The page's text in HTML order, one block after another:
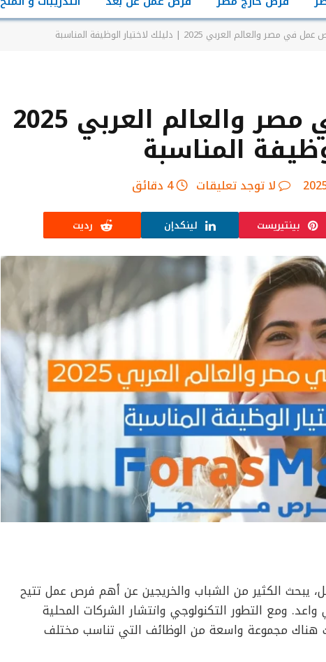
والعالم العربي 2025 | دليلك لاختيار الوظيفة المناسبة
أهم فرص عمل في مصر والعالم العربي 2025
المناسبة
لا توجد تعليقات 4 دقائق
بينتيريست لينكدإن رديت
الكثير من الشباب والخريجين عن أهم فرص عمل تتيح
ومع التطور التكنولوجي وانتشار الشركات المحلية
هناك مجموعة واسعة من الوظائف التي تناسب مختلف